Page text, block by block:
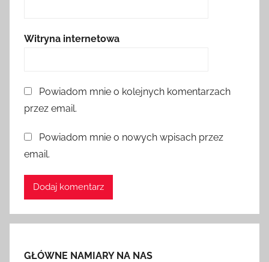
Witryna internetowa
Powiadom mnie o kolejnych komentarzach
przez email.
Powiadom mnie o nowych wpisach przez
email.
GŁÓWNE NAMIARY NA NAS